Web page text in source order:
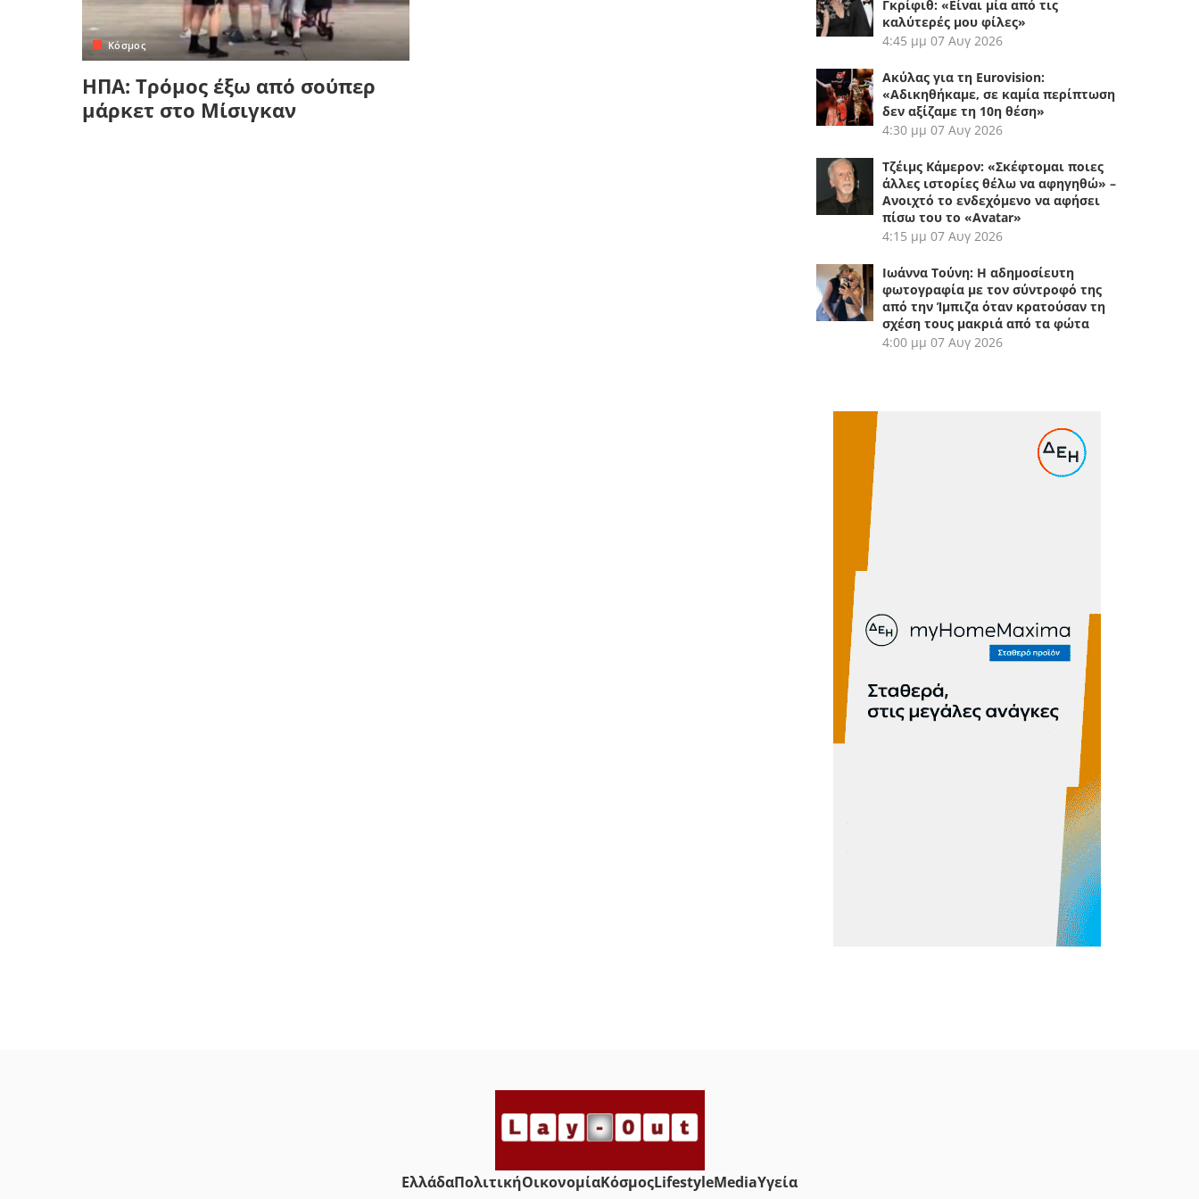
Κυκλάδες
Κόσμος
ΗΠΑ: Τρόμος έξω από σούπερ
μάρκετ στο Μίσιγκαν
Γκρίφιθ: «Είναι μία από τις
καλύτερές μου φίλες»
4:45 μμ 07 Αυγ 2026
Ακύλας για τη Eurovision:
«Αδικηθήκαμε, σε καμία περίπτωση
δεν αξίζαμε τη 10η θέση»
4:30 μμ 07 Αυγ 2026
Τζέιμς Κάμερον: «Σκέφτομαι ποιες
άλλες ιστορίες θέλω να αφηγηθώ» –
Ανοιχτό το ενδεχόμενο να αφήσει
πίσω του το «Avatar»
4:15 μμ 07 Αυγ 2026
Ιωάννα Τούνη: Η αδημοσίευτη
φωτογραφία με τον σύντροφό της
από την Ίμπιζα όταν κρατούσαν τη
σχέση τους μακριά από τα φώτα
4:00 μμ 07 Αυγ 2026
ΕλλάδαΠολιτικήΟικονομίαΚόσμοςLifestyleMediaYγεία